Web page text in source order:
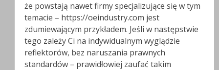
że powstają nawet firmy specjalizujące się w tym
temacie – https://oeindustry.com jest
zdumiewającym przykładem. Jeśli w następstwie
tego zależy Ci na indywidualnym wyglądzie
reflektorów, bez naruszania prawnych
standardów – prawidłowiej zaufać takim